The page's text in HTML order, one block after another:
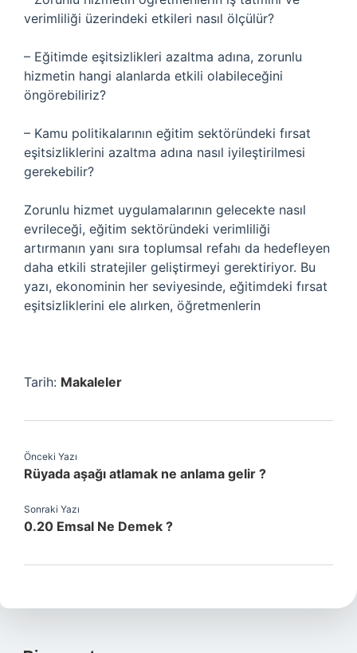
verimliliği üzerindeki etkileri nasıl ölçülür?
– Eğitimde eşitsizlikleri azaltma adına, zorunlu
hizmetin hangi alanlarda etkili olabileceğini
öngörebiliriz?
– Kamu politikalarının eğitim sektöründeki fırsat
eşitsizliklerini azaltma adına nasıl iyileştirilmesi
gerekebilir?
Zorunlu hizmet uygulamalarının gelecekte nasıl
evrileceği, eğitim sektöründeki verimliliği
artırmanın yanı sıra toplumsal refahı da hedefleyen
daha etkili stratejiler geliştirmeyi gerektiriyor. Bu
yazı, ekonominin her seviyesinde, eğitimdeki fırsat
eşitsizliklerini ele alırken, öğretmenlerin
Tarih: Makaleler
Önceki Yazı
Rüyada aşağı atlamak ne anlama gelir ?
Sonraki Yazı
0.20 Emsal Ne Demek ?